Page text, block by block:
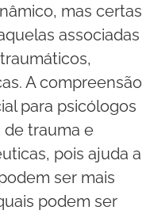
mas certas
associadas
A compreensão
para psicólogos
trauma e
pois ajuda a
ser mais
podem ser